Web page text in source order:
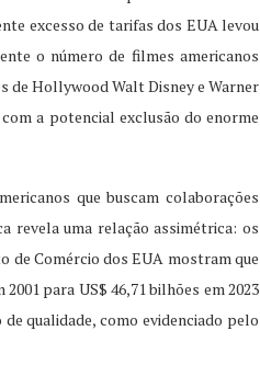
excesso de tarifas dos EUA levou
o número de filmes americanos
de Hollywood Walt Disney e Warner
a potencial exclusão do enorme
que buscam colaborações
revela uma relação assimétrica: os
de Comércio dos EUA mostram que
para US$ 46,71 bilhões em 2023
qualidade, como evidenciado pelo